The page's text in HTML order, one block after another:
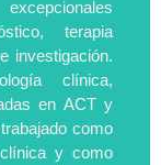
terapia
investigación.
clínica,
en ACT y
como
y como